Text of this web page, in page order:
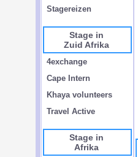
Stagereizen
Stage in
Zuid Afrika
4exchange
Cape Intern
Khaya volunteers
Travel Active
Stage in
Afrika